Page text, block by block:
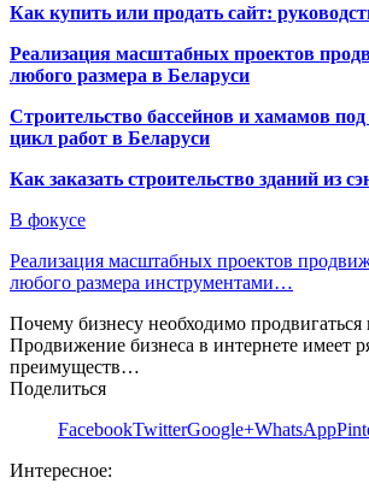
Как купить или продать сайт:
Реализация масштабных проектов
любого размера в Беларуси
Строительство бассейнов и хамамов
цикл работ в Беларуси
Как заказать строительство зданий из
В фокусе
Реализация масштабных проектов
любого размера инструментами…
Почему бизнесу необходимо продвигаться
Продвижение бизнеса в интернете имеет
преимуществ…
Поделиться
FacebookTwitterGoogle+WhatsApp
Интересное: